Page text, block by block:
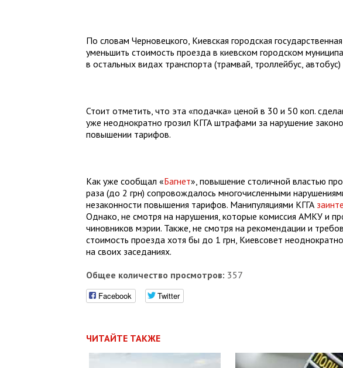
По словам Черновецкого, Киевская городская
уменьшить стоимость проезда в киевском городском
в остальных видах транспорта (трамвай, троллейбус,
Стоит отметить, что эта «подачка» ценой в 30 и 50 коп.
уже неоднократно грозил КГГА штрафами за нарушение
повышении тарифов.
Как уже сообщал «Багнет», повышение столичной властью
раза (до 2 грн) сопровождалось многочисленными
незаконности повышения тарифов. Манипуляциями КГГА
Однако, не смотря на нарушения, которые комиссия АМКУ и
чиновников мэрии. Также, не смотря на рекомендации и
стоимость проезда хотя бы до 1 грн, Киевсовет
на своих заседаниях.
Общее количество просмотров: 357
Facebook Twitter
ЧИТАЙТЕ ТАКЖЕ